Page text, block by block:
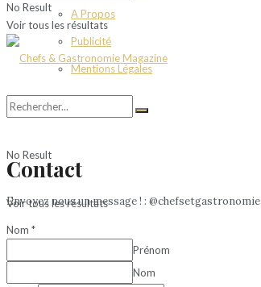
A Propos
Publicité
Mentions Légales
No Result
Voir tous les résultats
No Result
Voir tous les résultats
Contact
Envoyez nous un message ! : @chefsetgastronomie
Nom *
Prénom
Nom